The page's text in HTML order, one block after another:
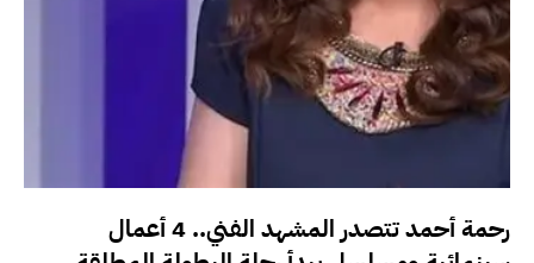
رحمة أحمد تتصدر المشهد الفني.. 4 أعمال